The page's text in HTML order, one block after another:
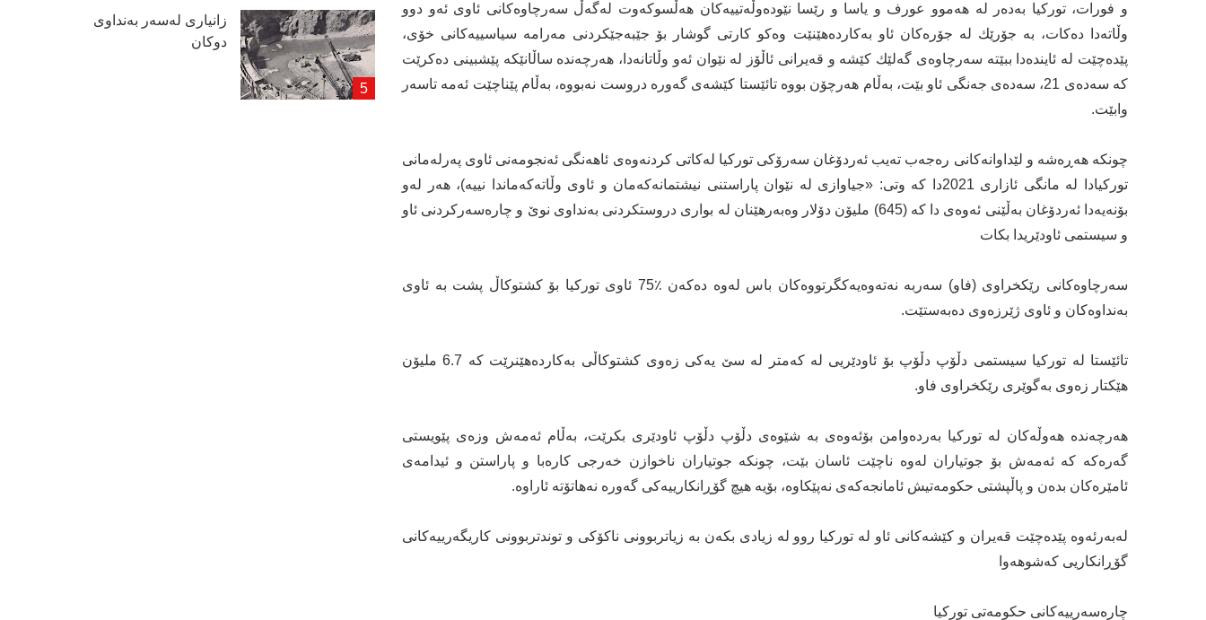
و فورات، توركیا بەدەر لە هەموو عورف و یاسا و رێسا نێودەوڵەتییەكان هەڵسوكەوت لەگەڵ سەرچاوەكانی ئاوی ئەو دوو
وڵاتەدا دەكات، بە جۆرێك لە جۆرەكان ئاو بەكاردەهێنێت وەكو كارتی گوشار بۆ جێبەجێكردنی مەرامە سیاسییەكانی خۆی،
پێدەچێت لە ئایندەدا ببێتە سەرچاوەی گەلێك كێشە و قەیرانی ئاڵۆز لە نێوان ئەو وڵاتانەدا، هەرچەندە ساڵانێكە پێشبینی دەكرێت
كە سەدەی 21، سەدەی جەنگی ئاو بێت، بەڵام هەرچۆن بووە تائێستا كێشەی گەورە دروست نەبووە، بەڵام پێناچێت ئەمە تاسەر
وابێت.
چونكە هەڕەشە و لێداوانەكانی رەجەب تەیب ئەردۆغان سەرۆكی توركیا لەكاتی كردنەوەی ئاهەنگی ئەنجومەنی ئاوی پەرلەمانی
توركیادا لە مانگی ئازاری 2021دا كە وتی: «جیاوازی لە نێوان پاراستنی نیشتمانەكەمان و ئاوی وڵاتەكەماندا نییە)، هەر لەو
بۆنەیەدا ئەردۆغان بەڵێنی ئەوەی دا كە (645) ملیۆن دۆلار وەبەرهێنان لە بواری دروستكردنی بەنداوی نوێ و چارەسەركردنی ئاو
و سیستمی ئاودێریدا بكات
سەرچاوەكانی رێكخراوی (فاو) سەربە نەتەوەیەكگرتووەكان باس لەوە دەكەن ٪75 ئاوی توركیا بۆ كشتوكاڵ پشت بە ئاوی
بەنداوەكان و ئاوی ژێرزەوی دەبەستێت.
تائێستا لە توركیا سیستمی دڵۆپ دڵۆپ بۆ ئاودێریی لە كەمتر لە سێ یەكی زەوی كشتوكاڵی بەكاردەهێنرێت كە 6.7 ملیۆن
هێكتار زەوی بەگوێری رێكخراوی فاو.
هەرچەندە هەوڵەكان لە توركیا بەردەوامن بۆئەوەی بە شێوەی دڵۆپ دڵۆپ ئاودێری بكرێت، بەڵام ئەمەش وزەی پێویستی
گەرەكە كە ئەمەش بۆ جوتیاران لەوە ناچێت ئاسان بێت، چونكە جوتیاران ناخوازن خەرجی كارەبا و پاراستن و ئیدامەی
ئامێرەكان بدەن و پاڵپشتی حكومەتیش ئامانجەكەی نەپێكاوە، بۆیە هیچ گۆڕانكارییەكی گەورە نەهاتۆتە ئاراوە.
لەبەرئەوە پێدەچێت قەیران و كێشەكانی ئاو لە توركیا روو لە زیادی بكەن بە زیاتربوونی ناكۆكی و توندتربوونی كاریگەرییەكانی
گۆڕانكاریی كەشوهەوا
چارەسەرییەكانی حكومەتی توركیا
زانیاری لەسەر بەنداوی
دوكان